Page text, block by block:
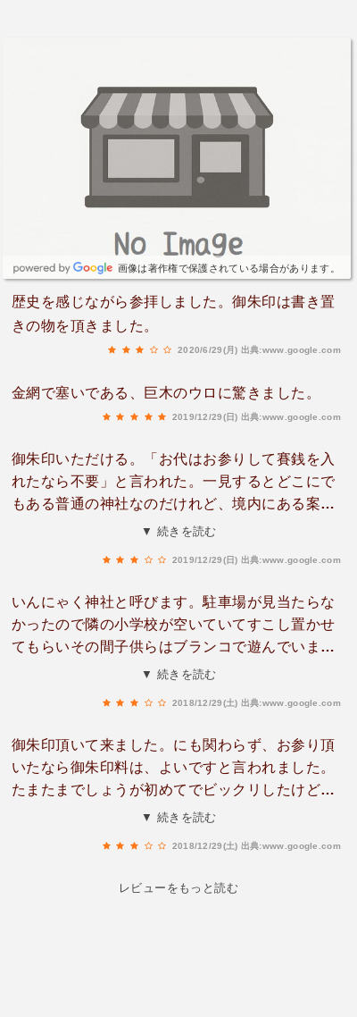
画像は著作権で保護されている場合があります。
歴史を感じながら参拝しました。御朱印は書き置
きの物を頂きました。
2020/6/29(月) 出典:www.google.com
金網で塞いである、巨木のウロに驚きました。
2019/12/29(日) 出典:www.google.com
御朱印いただける。「お代はお参りして賽銭を入
れたなら不要」と言われた。一見するとどこにで
もある普通の神社なのだけれど、境内にある案内
板を見たら奈良時代から歴史があって驚いた。
▼ 続きを読む
2019/12/29(日) 出典:www.google.com
いんにゃく神社と呼びます。駐車場が見当たらな
かったので隣の小学校が空いていてすこし置かせ
てもらいその間子供らはブランコで遊んでいまし
た。ここはすっごいでかい木が沢山あって凄かっ
ました！
▼ 続きを読む
2018/12/29(土) 出典:www.google.com
御朱印頂いて来ました。にも関わらず、お参り頂
いたなら御朱印料は、よいですと言われました。
たまたまでしょうが初めてでビックリしたけど今
日の喜びの１日として記憶に残りそうです。あり
▼ 続きを読む
2018/12/29(土) 出典:www.google.com
レビューをもっと読む